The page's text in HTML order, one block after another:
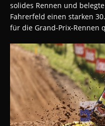
solides Rennen und
Fahrerfeld einen starken
für die Grand-Prix-Rennen